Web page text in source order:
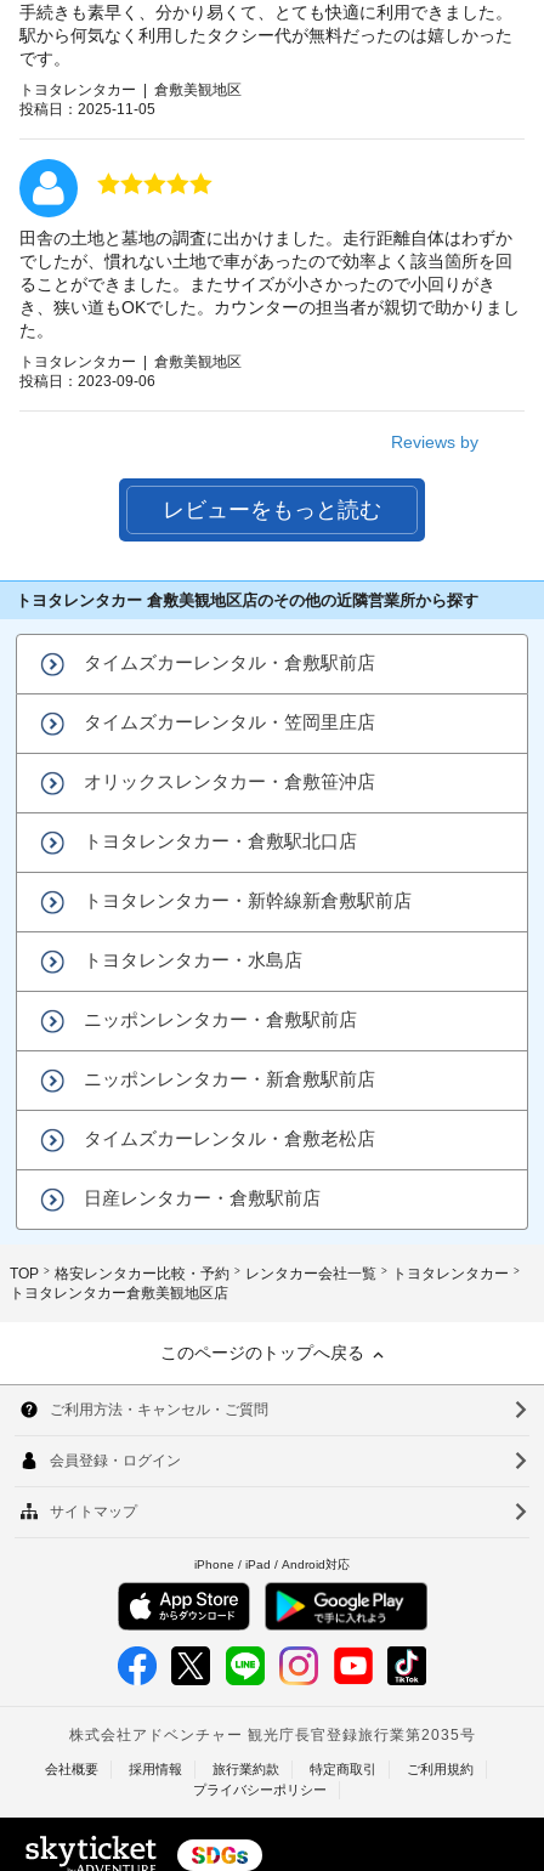
手続きも素早く、分かり易くて、とても快適に利用できました。
駅から何気なく利用したタクシー代が無料だったのは嬉しかった
です。
トヨタレンタカー | 倉敷美観地区
投稿日：2025-11-05
田舎の土地と墓地の調査に出かけました。走行距離自体はわずか
でしたが、慣れない土地で車があったので効率よく該当箇所を回
ることができました。またサイズが小さかったので小回りがき
き、狭い道もOKでした。カウンターの担当者が親切で助かりまし
た。
トヨタレンタカー | 倉敷美観地区
投稿日：2023-09-06
Reviews by
レビューをもっと読む
トヨタレンタカー 倉敷美観地区店のその他の近隣営業所から探す
タイムズカーレンタル・倉敷駅前店
タイムズカーレンタル・笠岡里庄店
オリックスレンタカー・倉敷笹沖店
トヨタレンタカー・倉敷駅北口店
トヨタレンタカー・新幹線新倉敷駅前店
トヨタレンタカー・水島店
ニッポンレンタカー・倉敷駅前店
ニッポンレンタカー・新倉敷駅前店
タイムズカーレンタル・倉敷老松店
日産レンタカー・倉敷駅前店
TOP 格安レンタカー比較・予約 レンタカー会社一覧
トヨタレンタカー
トヨタレンタカー倉敷美観地区店
このページのトップへ戻る